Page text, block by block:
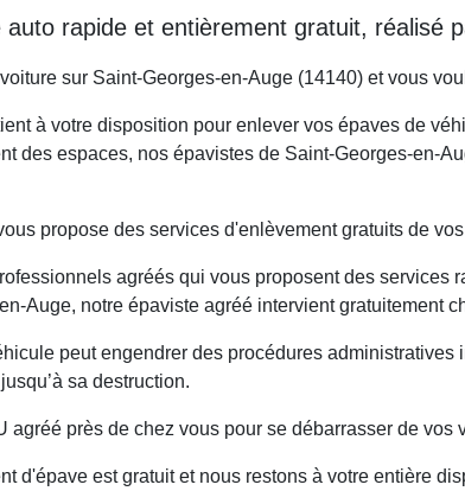
auto rapide et entièrement gratuit, réalisé
sur Saint-Georges-en-Auge (14140) et vous
à votre disposition pour enlever vos épaves de
des espaces, nos épavistes de Saint-Georges-en-
propose des services d'enlèvement gratuits de
agréés qui vous proposent des
Auge, notre épaviste agréé intervient gratuitement
peut engendrer des procédures
sa destruction.
agréé près de chez vous pour se débarrasser de
d'épave est gratuit et nous restons à votre entière